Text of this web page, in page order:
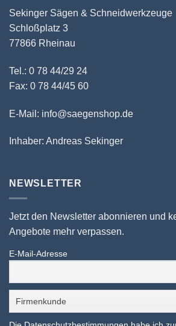
Sekinger Sägen & Schneidwerkzeuge
Schloßplatz 3
77866 Rheinau
Tel.: 0 78 44/29 24
Fax: 0 78 44/45 60
E-Mail: info@saegenshop.de
Inhaber: Andreas Sekinger
NEWSLETTER
Jetzt den Newsletter abonnieren und
Angebote mehr verpassen.
E-Mail-Adresse